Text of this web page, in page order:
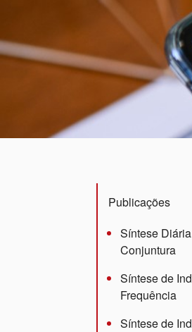
Publicações
Síntese
Conjuntura
Síntese de
Frequência
Síntese de